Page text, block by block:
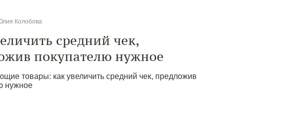
Колобова
средний чек,
покупателю нужное
товары: как увеличить средний чек, предложив
нужное